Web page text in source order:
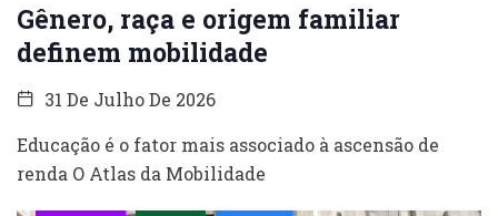
Gênero, raça e origem familiar
definem mobilidade
31 De Julho De 2026
Educação é o fator mais associado à ascensão de
renda O Atlas da Mobilidade